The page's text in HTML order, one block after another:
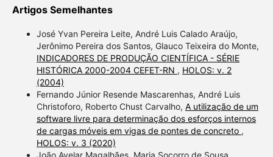
Artigos Semelhantes
José Yvan Pereira Leite, André Luis Calado Araújo,
Jerônimo Pereira dos Santos, Glauco Teixeira do Monte,
INDICADORES DE PRODUÇÃO CIENTÍFICA - SÉRIE
HISTÓRICA 2000-2004 CEFET-RN , HOLOS: v. 2
(2004)
Fernando Júnior Resende Mascarenhas, André Luis
Christoforo, Roberto Chust Carvalho, A utilização de um
software livre para determinação dos esforços internos
de cargas móveis em vigas de pontes de concreto ,
HOLOS: v. 3 (2020)